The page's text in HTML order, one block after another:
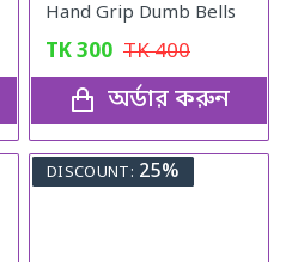
Hand Grip Dumb Bells
TK300 TK400
অর্ডার করুন
DISCOUNT: 25%